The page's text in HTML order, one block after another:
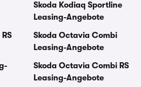
Skoda Kodiaq Sportline
Leasing-Angebote
Skoda Octavia Combi
Leasing-Angebote
Skoda Octavia Combi RS
Leasing-Angebote